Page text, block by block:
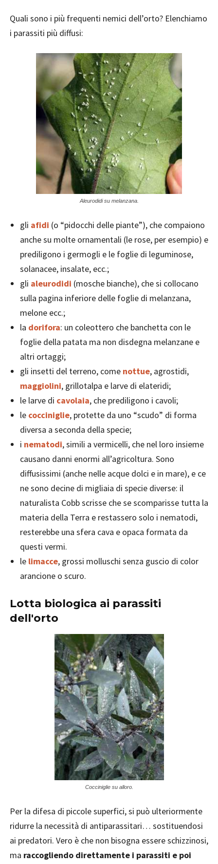
Quali sono i più frequenti nemici dell’orto? Elenchiamo
i parassiti più diffusi:
Aleurodidi su melanzana.
gli afidi (o “pidocchi delle piante”), che compaiono
anche su molte ornamentali (le rose, per esempio) e
prediligono i germogli e le foglie di leguminose,
solanacee, insalate, ecc.;
gli aleurodidi (mosche bianche), che si collocano
sulla pagina inferiore delle foglie di melanzana,
melone ecc.;
la dorifora: un coleottero che banchetta con le
foglie della patata ma non disdegna melanzane e
altri ortaggi;
gli insetti del terreno, come nottue, agrostidi,
maggiolini, grillotalpa e larve di elateridi;
le larve di cavolaia, che prediligono i cavoli;
le cocciniglie, protette da uno “scudo” di forma
diversa a seconda della specie;
i nematodi, simili a vermicelli, che nel loro insieme
causano danni enormi all’agricoltura. Sono
diffusissimi (anche nelle acque dolci e in mare), e ce
ne sono decine di migliaia di specie diverse: il
naturalista Cobb scrisse che se scomparisse tutta la
materia della Terra e restassero solo i nematodi,
resterebbe una sfera cava e opaca formata da
questi vermi.
le limacce, grossi molluschi senza guscio di color
arancione o scuro.
Lotta biologica ai parassiti
dell'orto
Cocciniglie su alloro.
Per la difesa di piccole superfici, si può ulteriormente
ridurre la necessità di antiparassitari… sostituendosi
ai predatori. Vero è che non bisogna essere schizzinosi,
ma raccogliendo direttamente i parassiti e poi